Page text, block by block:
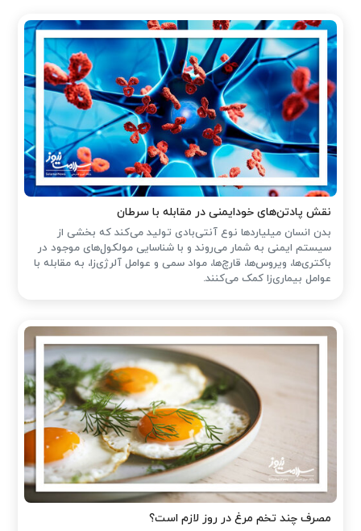
نقش پادتن‌های خودایمنی در مقابله با سرطان
بدن انسان میلیاردها نوع آنتی‌بادی تولید می‌کند که بخشی از
سیستم ایمنی به شمار می‌روند و با شناسایی مولکول‌های موجود در
باکتری‌ها، ویروس‌ها، قارچ‌ها، مواد سمی و عوامل آلرژی‌زا، به مقابله با
عوامل بیماری‌زا کمک می‌کنند.
مصرف چند تخم مرغ در روز لازم است؟